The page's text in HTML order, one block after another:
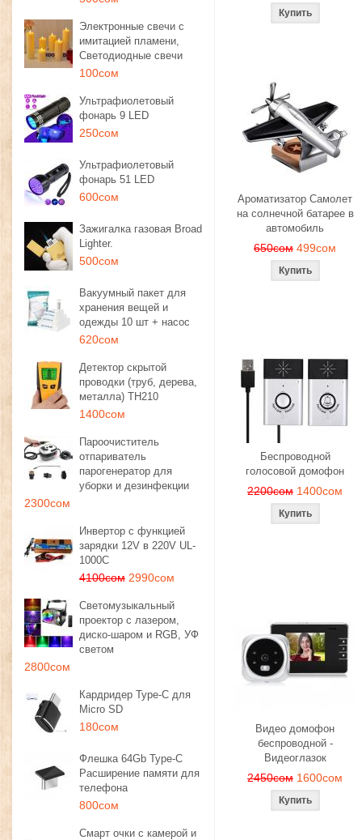
Электронные свечи с
имитацией пламени,
Светодиодные свечи
100сом
Ультрафиолетовый
фонарь 9 LED
250сом
Ультрафиолетовый
фонарь 51 LED
600сом
Зажигалка газовая Broad
Lighter.
500сом
Вакуумный пакет для
хранения вещей и
одежды 10 шт + насос
620сом
Детектор скрытой
проводки (труб, дерева,
металла) TH210
1400сом
Пароочиститель
отпариватель
парогенератор для
уборки и дезинфекции
2300сом
Инвертор с функцией
зарядки 12V в 220V UL-
1000C
4100сом 2990сом
Светомузыкальный
проектор с лазером,
диско-шаром и RGB, УФ
светом
2800сом
Кардридер Type-C для
Micro SD
180сом
Флешка 64Gb Type-C
Расширение памяти для
телефона
800сом
Смарт очки с камерой и
Ароматизатор Самолет
на солнечной батарее в
автомобиль
650сом 499сом
Беспроводной
голосовой домофон
2200сом 1400сом
Видео домофон
беспроводной -
Видеоглазок
2450сом 1600сом